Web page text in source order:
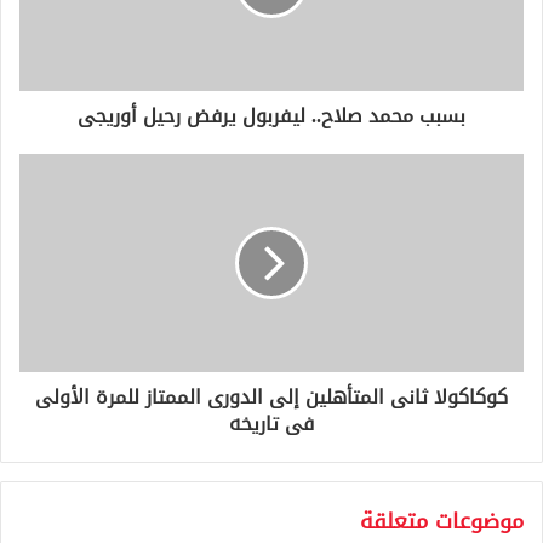
ر
ي
بسبب محمد صلاح.. ليفربول يرفض رحيل أوريجى
كوكاكولا ثانى المتأهلين إلى الدورى الممتاز للمرة الأولى
فى تاريخه
موضوعات متعلقة